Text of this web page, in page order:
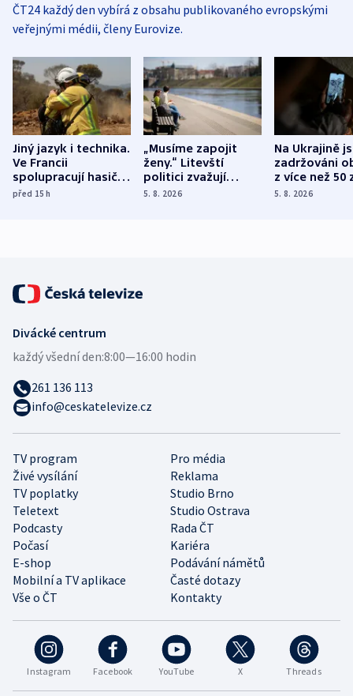
ČT24 každý den vybírá z obsahu publikovaného evropskými
veřejnými médii, členy Eurovize.
Jiný jazyk i technika.
Ve Francii
spolupracují hasiči z
různých zemí
před 15h
„Musíme zapojit
ženy.“ Litevští
politici zvažují
dohodu o
5. 8. 2026
Na Ukrajině
zadržováni
z více než 50
Bojovali na
5. 8. 2026
Instagram Facebook YouTube X Threads
TV program
Pro média
Živé vysílání
Reklama
TV poplatky
Studio Brno
Teletext
Studio Ostrava
Podcasty
Rada ČT
Počasí
Kariéra
E-shop
Podávání námětů
Mobilní a TV aplikace
Časté dotazy
Vše o ČT
Kontakty
Divácké centrum
každý všední den:8:00—16:00 hodin
261 136 113
info@ceskatelevize.cz